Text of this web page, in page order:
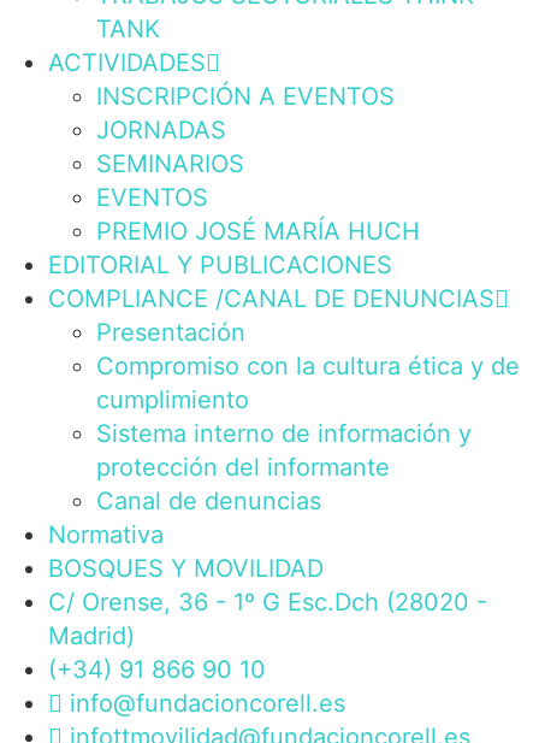
TANK
ACTIVIDADES
INSCRIPCIÓN A EVENTOS
JORNADAS
SEMINARIOS
EVENTOS
PREMIO JOSÉ MARÍA HUCH
EDITORIAL Y PUBLICACIONES
COMPLIANCE /CANAL DE DENUNCIAS
Presentación
Compromiso con la cultura ética y de
cumplimiento
Sistema interno de información y
protección del informante
Canal de denuncias
Normativa
BOSQUES Y MOVILIDAD
C/ Orense, 36 - 1º G Esc.Dch (28020 -
Madrid)
(+34) 91 866 90 10
info@fundacioncorell.es
infottmovilidad@fundacioncorell.es